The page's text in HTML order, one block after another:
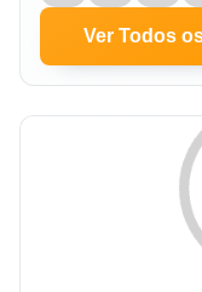
Ver Todos